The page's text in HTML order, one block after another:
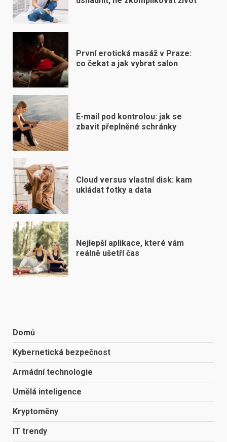
První erotická masáž v Praze:
co čekat a jak vybrat salon
E-mail pod kontrolou: jak se
zbavit přeplněné schránky
Cloud versus vlastní disk: kam
ukládat fotky a data
Nejlepší aplikace, které vám
reálně ušetří čas
Domů
Kybernetická bezpečnost
Armádní technologie
Umělá inteligence
Kryptoměny
IT trendy